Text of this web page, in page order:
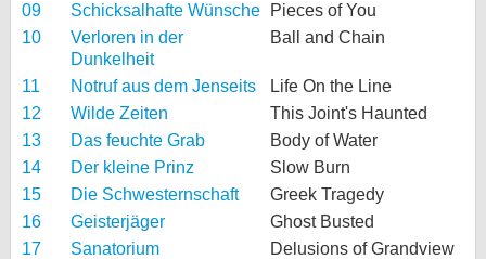
09
Schicksalhafte Wünsche
Pieces of You
10
Verloren in der
Dunkelheit
Ball and Chain
11 Notruf aus dem Jenseits
Life On the Line
12
Wilde Zeiten
This Joint's Haunted
13
Das feuchte Grab
Body of Water
14
Der kleine Prinz
Slow Burn
15
Die Schwesternschaft
Greek Tragedy
16
Geisterjäger
Ghost Busted
17
Sanatorium
Delusions of Grandview